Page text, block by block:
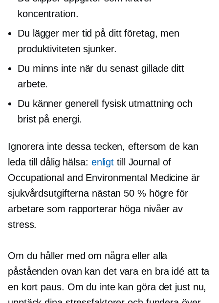
koncentration.
Du lägger mer tid på ditt företag, men
produktiviteten sjunker.
Du minns inte när du senast gillade ditt
arbete.
Du känner generell fysisk utmattning och
brist på energi.
Ignorera inte dessa tecken, eftersom de kan
leda till dålig hälsa: enligt till Journal of
Occupational and Environmental Medicine är
sjukvårdsutgifterna nästan 50 % högre för
arbetare som rapporterar höga nivåer av
stress.
Om du håller med om några eller alla
påståenden ovan kan det vara en bra idé att ta
en kort paus. Om du inte kan göra det just nu,